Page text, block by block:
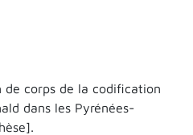
de corps de la codification
dans les Pyrénées-